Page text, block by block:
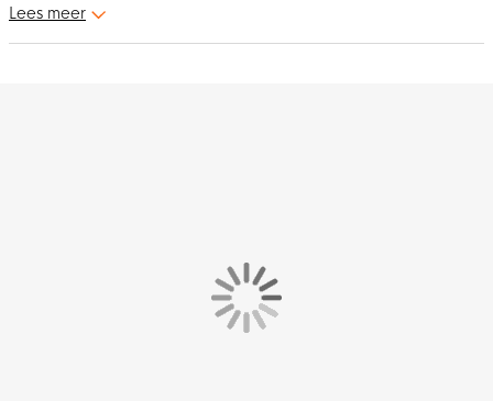
Dromen om alles te winnen, tot het precieze moment dat het
wensen van de moderne aanvaller. Trek aan het langste eind
met je favoriete adidas Predator voetbalschoenen aan!
Pasvorm – hoe valt deze schoen?
Lees meer